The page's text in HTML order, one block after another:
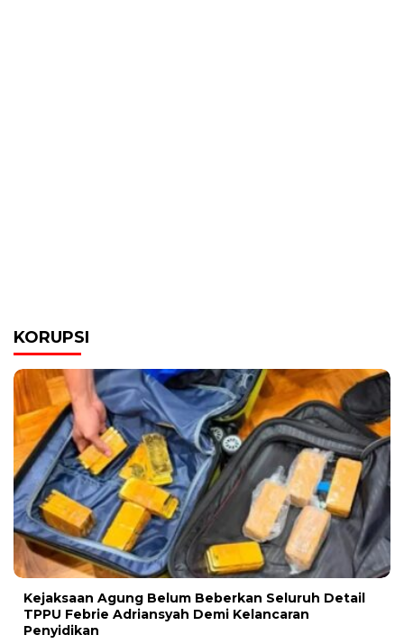
KORUPSI
Kejaksaan Agung Belum Beberkan Seluruh Detail
TPPU Febrie Adriansyah Demi Kelancaran
Penyidikan